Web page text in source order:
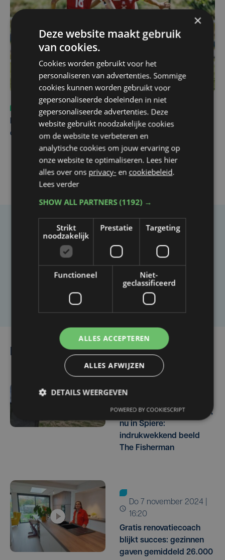
vr 31 juli | 12:46
Net voor kraker tegen Essevee: match van KV Kortrijk
op Anderlecht uitgesteld door Europees voetbal
Taalfout opgemerkt?
Heb je een taal- of schrijffout opgemerkt in dit
Laat het ons weten
Lees ook
Vorig jaar nog in Venetië,
nu in Spiere:
indrukwekkend beeld
The Fisherman
do 7 november 2024 |
16:20
Gratis renovatiecoach
blijkt succes: gezinnen
gaven gemiddeld 26.000
×
Deze website maakt gebruik
van cookies.
Cookies worden gebruikt voor het
personaliseren van advertenties. Sommige
cookies kunnen worden gebruikt voor
gepersonaliseerde doeleinden in niet
gepersonaliseerde advertenties. Deze
website gebruikt noodzakelijke cookies
om de website te verbeteren en
analytische cookies om jouw ervaring op
onze website te optimaliseren. Lees hier
alles over ons privacy- en cookiebeleid.
Lees verder
SHOW ALL PARTNERS(1192) →
Strikt
noodzakelijk
Prestatie Targeting
Functioneel
Niet-
geclassificeerd
ALLES ACCEPTEREN
ALLES AFWIJZEN
DETAILS WEERGEVEN
POWERED BY COOKIESCRIPT